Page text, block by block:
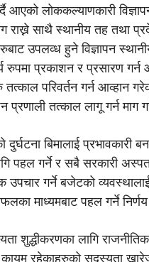
आएको लोककल्याणकारी विज्ञापन
राख्ने साथै स्थानीय तह तथा
उपलव्ध हुने विज्ञापन
रुपमा प्रकाशन र प्रसारण
तत्काल परिवर्तन गर्न आव्हान
प्रणाली तत्काल लागू गर्न माग
बिमालाई प्रभावकारी
पहल गर्ने र सबै सरकारी
उपचार गर्ने बजेटको व्यवस्थालाई
माध्यमबाट पहल गर्ने
शुद्धीकरणका लागि
कायम रहेकाहरुको सदस्यता